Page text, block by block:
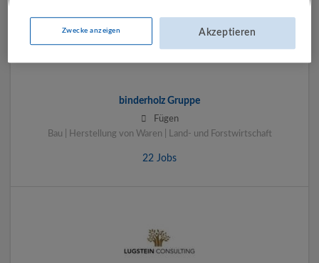
binderholz Gruppe
Fügen
Bau | Herstellung von Waren | Land- und Forstwirtschaft
22 Jobs
Zwecke anzeigen Akzeptieren